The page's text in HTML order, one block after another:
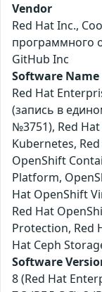
Vendor
Red Hat Inc.,
программного
GitHub Inc
Software Name
Red Hat
(запись в
№3751), Red
Kubernetes,
OpenShift
Platform,
Hat OpenShift
Red Hat
Protection, Red
Hat Ceph
Software
8 (Red Hat